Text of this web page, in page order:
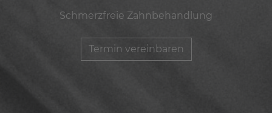
Schmerzfreie Zahnbehandlung
Termin vereinbaren
Schmerzfreie Zahnbehandlung
Termin vereinbaren
Schmerzfreie Zahnbehandlung
Termin vereinbaren